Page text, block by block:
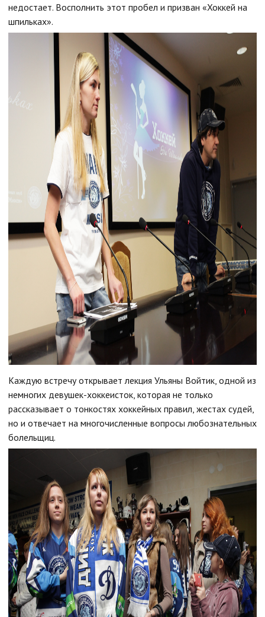
недостает. Восполнить этот пробел и призван «Хоккей на
шпильках».
Каждую встречу открывает лекция Ульяны Войтик, одной из
немногих девушек-хоккеисток, которая не только
рассказывает о тонкостях хоккейных правил, жестах судей,
но и отвечает на многочисленные вопросы любознательных
болельщиц.